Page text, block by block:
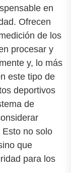
en
Ofrecen
de los
procesar y
y, lo más
este tipo de
deportivos
de
no solo
que
para los